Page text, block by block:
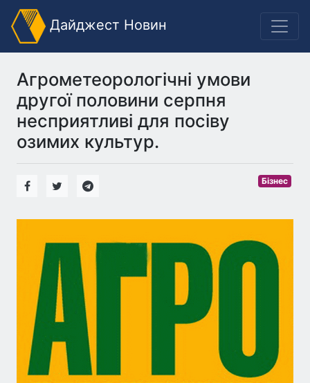
Дайджест Новин
Агрометеорологічні умови
другої половини серпня
несприятливі для посіву
озимих культур.
Бізнес